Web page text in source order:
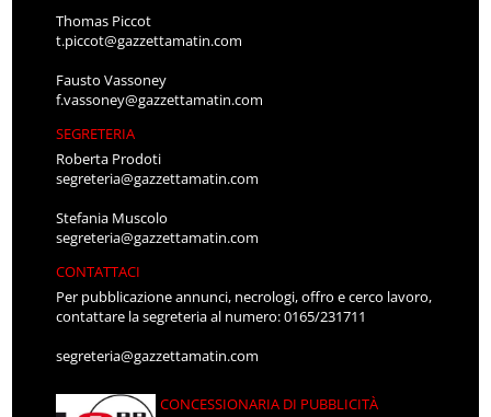
Thomas Piccot
t.piccot@gazzettamatin.com
Fausto Vassoney
f.vassoney@gazzettamatin.com
SEGRETERIA
Roberta Prodoti
segreteria@gazzettamatin.com
Stefania Muscolo
segreteria@gazzettamatin.com
CONTATTACI
Per pubblicazione annunci, necrologi, offro e cerco lavoro,
contattare la segreteria al numero: 0165/231711
segreteria@gazzettamatin.com
CONCESSIONARIA DI PUBBLICITÀ